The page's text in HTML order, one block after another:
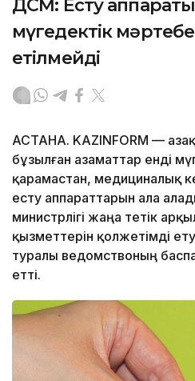
ДСМ: Есту
мүгедектік
етілмейді
АСТАНА. KAZINFORM —
бұзылған азаматтар енді
қарамастан, медициналық
есту аппараттарын ала
министрлігі жаңа тетік
қызметтерін қолжетімді
туралы ведомствоның
етті.